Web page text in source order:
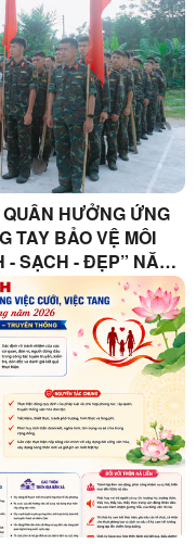
HƯỞNG ỨNG
TAY BẢO VỆ MÔI
- SẠCH - ĐẸP” NĂM